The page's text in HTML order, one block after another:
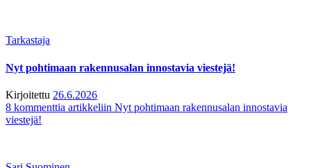
Tarkastaja
Nyt pohtimaan rakennusalan innostavia viestejä!
Kirjoitettu 26.6.2026
8 kommenttia artikkeliin Nyt pohtimaan rakennusalan innostavia
viestejä!